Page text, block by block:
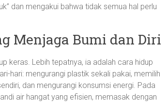
dan mengakui bahwa tidak semua hal perlu
Menjaga Bumi dan Diri
keras. Lebih tepatnya, ia adalah cara hidup
hari: mengurangi plastik sekali pakai, memilih
dan mengurangi konsumsi energi. Pada
air hangat yang efisien, memasak dengan